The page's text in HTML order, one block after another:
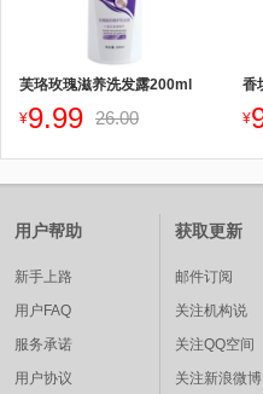
芙珞玫瑰滋养洗发露200ml
¥9.99 26.00
香
¥
用户帮助
新手上路
用户FAQ
服务承诺
用户协议
获取更新
邮件订阅
关注机构说
关注QQ空间
关注新浪微博